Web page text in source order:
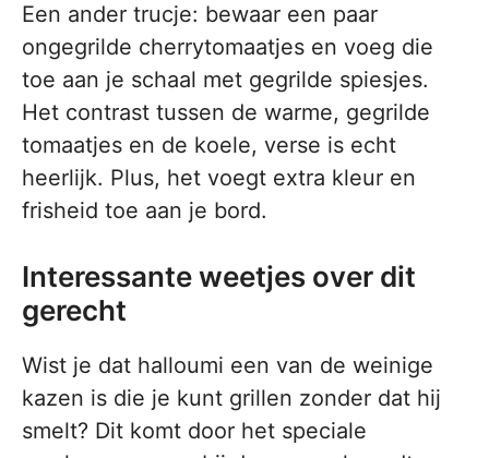
Een ander trucje: bewaar een paar
ongegrilde cherrytomaatjes en voeg die
toe aan je schaal met gegrilde spiesjes.
Het contrast tussen de warme, gegrilde
tomaatjes en de koele, verse is echt
heerlijk. Plus, het voegt extra kleur en
frisheid toe aan je bord.
Interessante weetjes over dit
gerecht
Wist je dat halloumi een van de weinige
kazen is die je kunt grillen zonder dat hij
smelt? Dit komt door het speciale